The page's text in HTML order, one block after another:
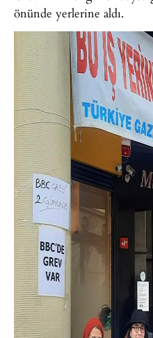
önünde yerlerine aldı.